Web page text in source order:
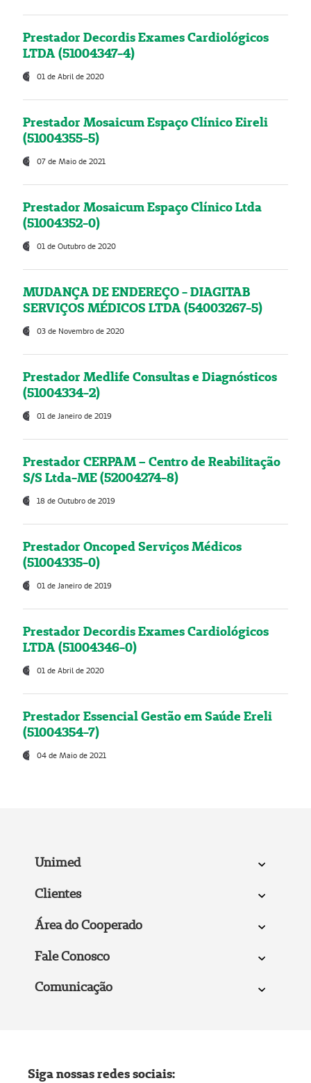
Prestador Decordis Exames Cardiológicos
LTDA (51004347-4)
01 de Abril de 2020
Prestador Mosaicum Espaço Clínico Eireli
(51004355-5)
07 de Maio de 2021
Prestador Mosaicum Espaço Clínico Ltda
(51004352-0)
01 de Outubro de 2020
MUDANÇA DE ENDEREÇO - DIAGITAB
SERVIÇOS MÉDICOS LTDA (54003267-5)
03 de Novembro de 2020
Prestador Medlife Consultas e Diagnósticos
(51004334-2)
01 de Janeiro de 2019
Prestador CERPAM – Centro de Reabilitação
S/S Ltda-ME (52004274-8)
18 de Outubro de 2019
Prestador Oncoped Serviços Médicos
(51004335-0)
01 de Janeiro de 2019
Prestador Decordis Exames Cardiológicos
LTDA (51004346-0)
01 de Abril de 2020
Prestador Essencial Gestão em Saúde Ereli
(51004354-7)
04 de Maio de 2021
Unimed
Clientes
Área do Cooperado
Fale Conosco
Comunicação
Siga nossas redes sociais: